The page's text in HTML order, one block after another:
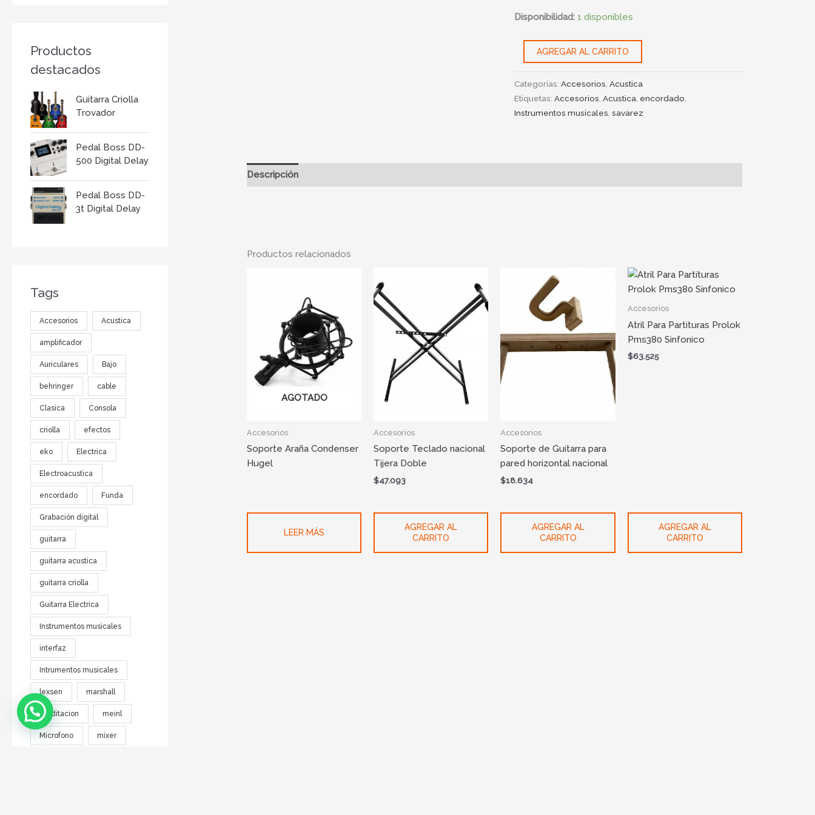
Productos
destacados
Guitarra Criolla
Trovador
Pedal Boss DD-
500 Digital Delay
Pedal Boss DD-
3t Digital Delay
Tags
Accesorios Acustica
amplificador
Auriculares Bajo
behringer cable
Clasica Consola
criolla efectos
eko Electrica
Electroacustica
encordado Funda
Grabación digital
guitarra
guitarra acustica
guitarra criolla
Guitarra Electrica
Instrumentos musicales
interfaz
Intrumentos musicales
lexsen marshall
meditacion meinl
Microfono mixer
Disponibilidad: 1 disponibles
cantidad
AGREGAR AL CARRITO
Categorías:Accesorios ,Acustica
Etiquetas:Accesorios ,Acustica encordado
Instrumentos musicales ,savarez
Descripción
Productos relacionados
AGOTADO
Accesorios
Soporte Araña Condenser
Hugel
LEER MÁS
Accesorios
Soporte Teclado nacional
Tijera Doble
$47.093
AGREGAR AL
CARRITO
Accesorios
Soporte de Guitarra para
pared horizontal nacional
$18.634
AGREGAR AL
CARRITO
Accesorios
Atril Para Partituras Prolok
Pms380 Sinfonico
$63.525
AGREGAR AL
CARRITO